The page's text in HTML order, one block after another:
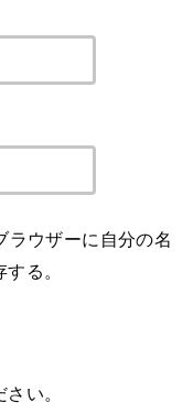
ラウザーに自分の名
る。
い。